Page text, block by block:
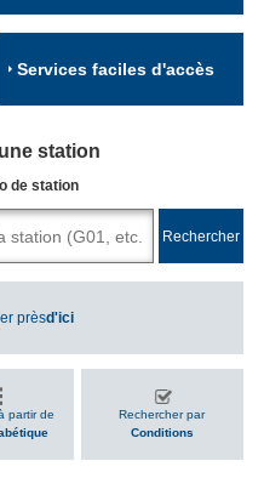
Services faciles d'accès
station
de station
partir de
Rechercher par
Conditions
prèsd'ici